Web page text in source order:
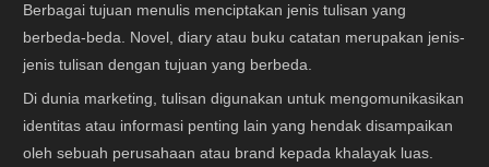
Berbagai tujuan menulis menciptakan jenis tulisan yang
berbeda-beda. Novel, diary atau buku catatan merupakan jenis-
jenis tulisan dengan tujuan yang berbeda.
Di dunia marketing, tulisan digunakan untuk mengomunikasikan
identitas atau informasi penting lain yang hendak disampaikan
oleh sebuah perusahaan atau brand kepada khalayak luas.